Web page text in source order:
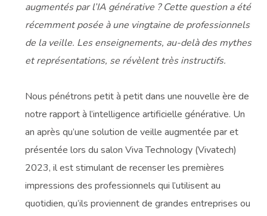
augmentés par l’IA générative ? Cette question a été
récemment posée à une vingtaine de professionnels
de la veille. Les enseignements, au-delà des mythes
et représentations, se révèlent très instructifs.
Nous pénétrons petit à petit dans une nouvelle ère de
notre rapport à l’intelligence artificielle générative. Un
an après qu’une solution de veille augmentée par et
présentée lors du salon Viva Technology (Vivatech)
2023, il est stimulant de recenser les premières
impressions des professionnels qui l’utilisent au
quotidien, qu’ils proviennent de grandes entreprises ou